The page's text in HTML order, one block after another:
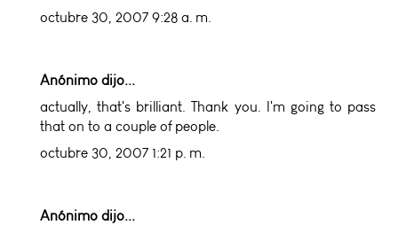
octubre 30, 2007 9:28 a. m.
Anónimo dijo...
actually, that's brilliant. Thank you. I'm going to pass
that on to a couple of people.
octubre 30, 2007 1:21 p. m.
Anónimo dijo...